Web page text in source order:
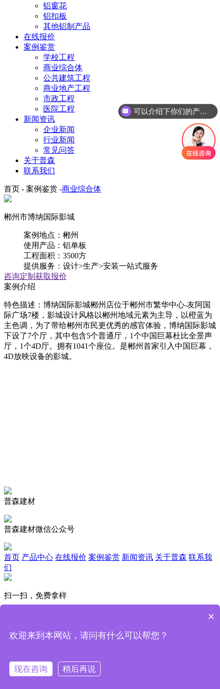
铝窗花
铝扣板
其他铝制产品
在线报价
案例鉴赏
学校工程
商业综合体
公共建筑工程
商业地产工程
市政工程
医院工程
新闻资讯
企业新闻
行业新闻
常见问答
关于普森
联系我们
首页 - 案例鉴赏 -商业综合体
郴州市博纳国际影城
案例地点：郴州
使用产品：铝单板
工程面积：3500方
提供服务：设计>生产>安装一站式服务
咨询定制 获取报价
案例介绍
特色描述：博纳国际影城郴州店位于郴州市繁华中心-友阿国
际广场7楼，影城设计风格以郴州地域元素为主导，以橙蓝为
主色调，为了带给郴州市民更优秀的感官体验，博纳国际影城
下设了7个厅，其中包含5个普通厅，1个中国巨幕杜比全景声
厅，1个4D厅。拥有1041个座位。是郴州首家引入中国巨幕，
4D放映设备的影城。
普森建材
普森建材微信公众号
首页 产品中心 在线报价 案例鉴赏 新闻资讯 关于普森 联系我
们
扫一扫，免费拿样
1079177732@qq.com
广州市番禹区南村镇坑头村西和路瓦瑶岗竹园1号
单板、不锈钢蜂窝 版权© 普森建材
国服务热线: 181-2243-7682
可以介绍下你们的产品么
×
欢迎来到本网站，请问有什么可以帮您？
现在咨询 稍后再说